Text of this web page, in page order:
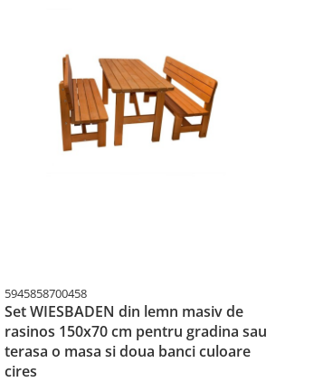
5945858700458
Set WIESBADEN din lemn masiv de
rasinos 150x70 cm pentru gradina sau
terasa o masa si doua banci culoare
cires